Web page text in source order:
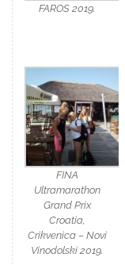
FAROS 2019.
FINA
Ultramarathon
Grand Prix
Croatia,
Crikvenica – Novi
Vinodolski 2019.